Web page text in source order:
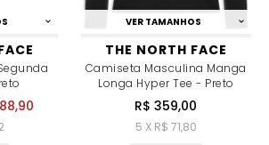
VER TAMANHOS
THE NORTH FACE
Camiseta Masculina Manga
Longa Hyper Tee - Preto
R$ 359,00
5 X R$ 71,80